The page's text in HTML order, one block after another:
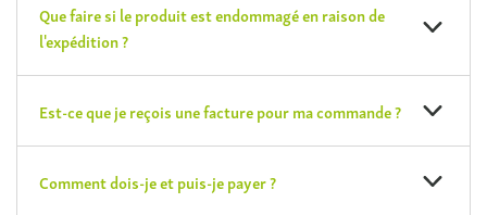
Que faire si le produit est endommagé en raison de
l'expédition ?
Est-ce que je reçois une facture pour ma commande ?
Comment dois-je et puis-je payer ?